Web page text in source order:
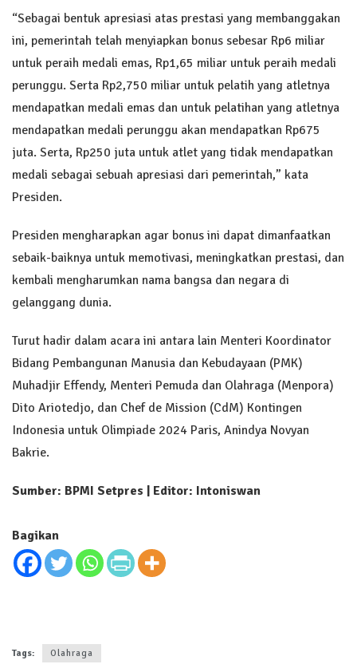
“Sebagai bentuk apresiasi atas prestasi yang membanggakan
ini, pemerintah telah menyiapkan bonus sebesar Rp6 miliar
untuk peraih medali emas, Rp1,65 miliar untuk peraih medali
perunggu. Serta Rp2,750 miliar untuk pelatih yang atletnya
mendapatkan medali emas dan untuk pelatihan yang atletnya
mendapatkan medali perunggu akan mendapatkan Rp675
juta. Serta, Rp250 juta untuk atlet yang tidak mendapatkan
medali sebagai sebuah apresiasi dari pemerintah,” kata
Presiden.
Presiden mengharapkan agar bonus ini dapat dimanfaatkan
sebaik-baiknya untuk memotivasi, meningkatkan prestasi, dan
kembali mengharumkan nama bangsa dan negara di
gelanggang dunia.
Turut hadir dalam acara ini antara lain Menteri Koordinator
Bidang Pembangunan Manusia dan Kebudayaan (PMK)
Muhadjir Effendy, Menteri Pemuda dan Olahraga (Menpora)
Dito Ariotedjo, dan Chef de Mission (CdM) Kontingen
Indonesia untuk Olimpiade 2024 Paris, Anindya Novyan
Bakrie.
Sumber: BPMI Setpres | Editor: Intoniswan
Bagikan
Tags: Olahraga